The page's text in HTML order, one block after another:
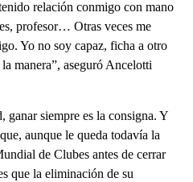
relación conmigo con mano
profesor… Otras veces me
Yo no soy capaz, ficha a otro
manera”, aseguró Ancelotti
siempre es la consigna. Y
aunque le queda todavía la
de Clubes antes de cerrar
que la eliminación de su